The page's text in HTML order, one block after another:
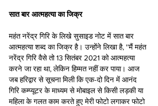
सात बार आत्महत्या का जिक्र
महंत नरेंद्र गिरि के लिखे सुसाइड नोट में सात बार
आत्महत्या शब्द का जिक्र है। उन्होंने लिखा है, ''मैं महंत
नरेंद्र गिरि वैसे तो 13 सितंबर 2021 को आत्महत्या
करने जा रहा था, लेकिन हिम्मत नहीं कर पाया। आज
जब हरिद्वार से सूचना मिली कि एक-दो दिन में आनंद
गिरि कम्प्यूटर के माध्यम से मोबाइल से किसी लड़की या
महिला के गलत काम करते हुए मेरी फोटो लगाकर फोटो